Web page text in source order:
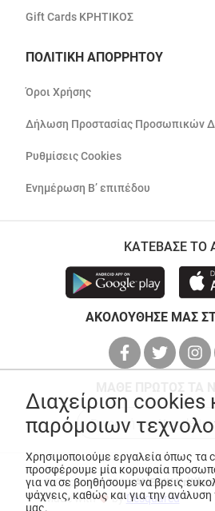
Gift Cards ΚΡΗΤΙΚΟΣ
ΠΟΛΙΤΙΚΗ ΑΠΟΡΡΗΤΟΥ
Όροι Χρήσης
Δήλωση Προστασίας Προσωπικών
Ρυθμίσεις Cookies
Ενημέρωση Β’ επιπέδου
ΚΑΤΕΒΑΣΕ ΤΟ
ΑΚΟΛΟΥΘΗΣΕ ΜΑΣ
© Copyright 2026ANEDIK Kritikos
Made with
byDesquared
Διαχείριση cookies
παρόμοιων
Χρησιμοποιούμε εργαλεία όπως τα
προσφέρουμε μία κορυφαία
για να σε βοηθήσουμε να βρεις
ψάχνεις, καθώς και για την
μας.